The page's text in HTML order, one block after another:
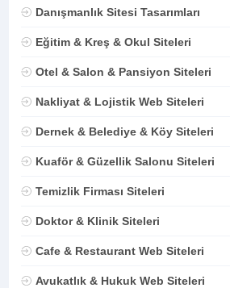
Danışmanlık Sitesi Tasarımları
Eğitim & Kreş & Okul Siteleri
Otel & Salon & Pansiyon Siteleri
Nakliyat & Lojistik Web Siteleri
Dernek & Belediye & Köy Siteleri
Kuaför & Güzellik Salonu Siteleri
Temizlik Firması Siteleri
Doktor & Klinik Siteleri
Cafe & Restaurant Web Siteleri
Avukatlık & Hukuk Web Siteleri